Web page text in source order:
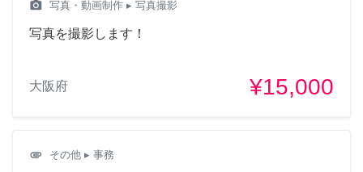
camera_alt 写真・動画制作 ▸ 写真撮影
写真を撮影します！
大阪府 ¥15,000
attachment その他 ▸ 事務